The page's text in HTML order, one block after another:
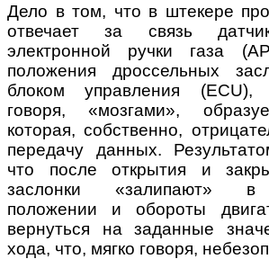
Дело в том, что в штекере
отвечает за связь
электронной ручки газа
положения дроссельных
блоком управления (ECU),
говоря, «мозгами»,
которая, собственно,
передачу данных.
что после открытия и
заслонки «залипают» в
положении и обороты
вернуться на заданные
хода, что, мягко говоря,